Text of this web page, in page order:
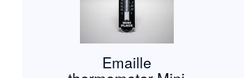
Emaille